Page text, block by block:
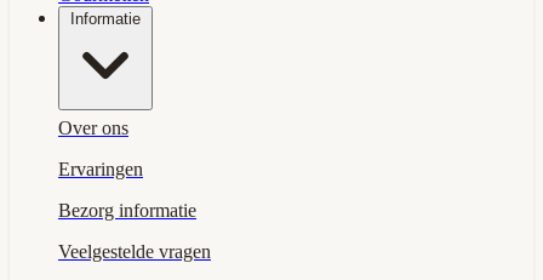
Informatie
Over ons
Ervaringen
Bezorg informatie
Veelgestelde vragen